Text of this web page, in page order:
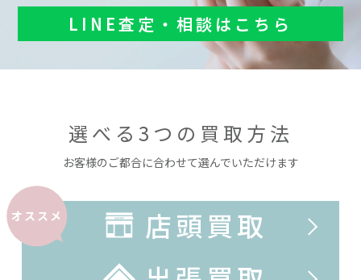
LINE査定・相談はこちら
選べる3つの買取方法
お客様のご都合に合わせて選んでいただけます
オススメ
店頭買取